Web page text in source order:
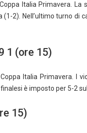
Italia Primavera.
2). Nell’ultimo turno di
1 (ore 15)
Italia Primavera. I
è imposto per 5-2
15)